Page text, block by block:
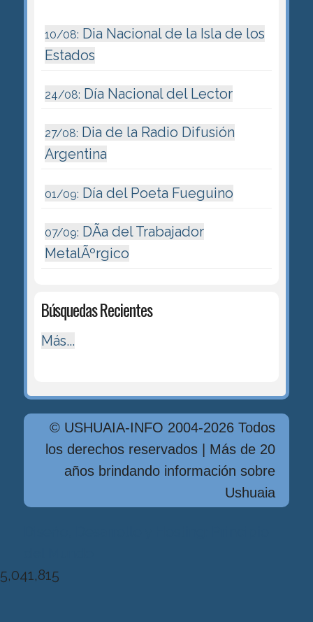
10/08: Dia Nacional de la Isla de los
Estados
24/08: Día Nacional del Lector
27/08: Dia de la Radio Difusión
Argentina
01/09: Día del Poeta Fueguino
07/09: DÃ­a del Trabajador
MetalÃºrgico
Búsquedas Recientes
Más...
© USHUAIA-INFO 2004-2026 Todos
los derechos reservados | Más de 20
años brindando información sobre
Ushuaia
5,041,815